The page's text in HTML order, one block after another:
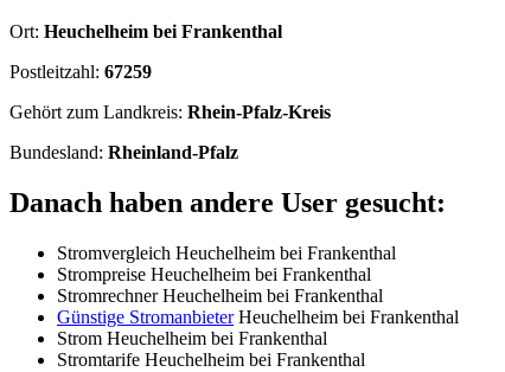
Ort: Heuchelheim bei Frankenthal
Postleitzahl: 67259
Gehört zum Landkreis: Rhein-Pfalz-Kreis
Bundesland: Rheinland-Pfalz
Danach haben andere User gesucht:
Stromvergleich Heuchelheim bei Frankenthal
Strompreise Heuchelheim bei Frankenthal
Stromrechner Heuchelheim bei Frankenthal
Günstige StromanbieterHeuchelheim bei Frankenthal
Strom Heuchelheim bei Frankenthal
Stromtarife Heuchelheim bei Frankenthal